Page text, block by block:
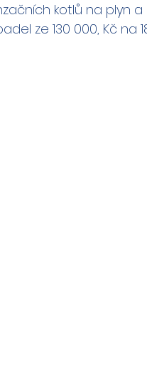
kotlů na plyn
ze 130 000, Kč na